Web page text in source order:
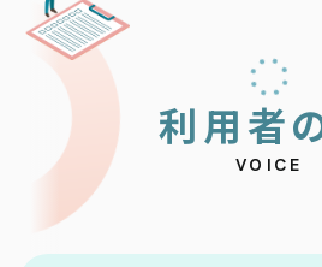
利用者
VOICE